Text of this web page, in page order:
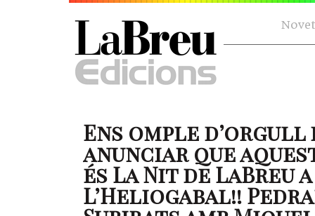
Ens omple
anunciar que
és La Nit de LaBreu a
L’Heliogabal!!